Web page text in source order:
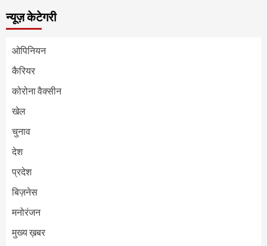
न्यूज़ केटेगरी
ओपिनियन
कैरियर
कोरोना वैक्सीन
खेल
चुनाव
देश
प्रदेश
बिज़नेस
मनोरंजन
मुख्य ख़बर